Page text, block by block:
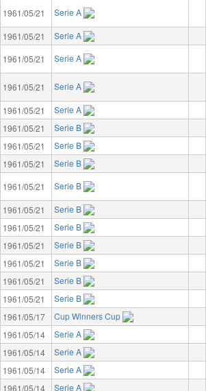
1961/05/21
Serie A
1961/05/21
Serie A
1961/05/21
Serie A
1961/05/21 Serie A
1961/05/21
Serie A
1961/05/21
Serie B
1961/05/21
Serie B
1961/05/21
Serie B
1961/05/21
Serie B
1961/05/21
Serie B
1961/05/21
Serie B
1961/05/21
Serie B
1961/05/21
Serie B
1961/05/21
Serie B
1961/05/21
Serie B
1961/05/17
Cup Winners Cup
1961/05/14
Serie A
1961/05/14
Serie A
1961/05/14
Serie A
1961/05/14
Serie A